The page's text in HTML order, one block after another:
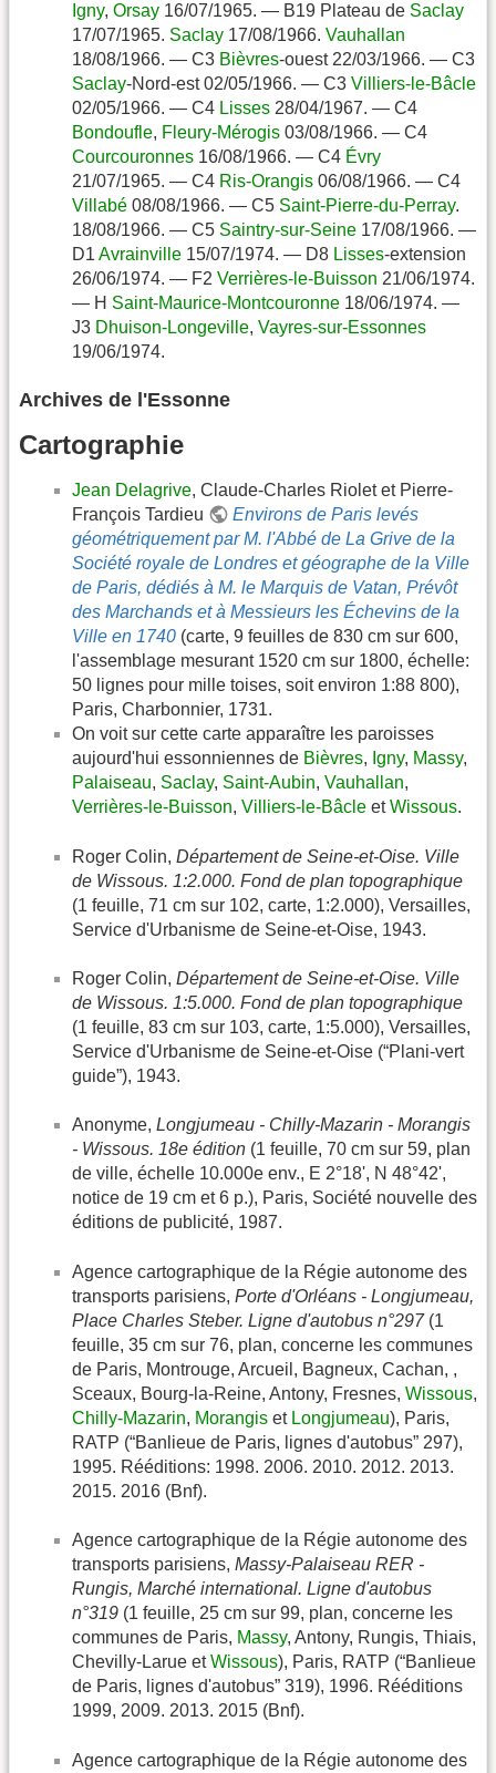
Igny, Orsay 16/07/1965. — B19 Plateau de Saclay
17/07/1965. Saclay 17/08/1966. Vauhallan
18/08/1966. — C3 Bièvres-ouest 22/03/1966. — C3
Saclay-Nord-est 02/05/1966. — C3 Villiers-le-Bâcle
02/05/1966. — C4 Lisses 28/04/1967. — C4
Bondoufle, Fleury-Mérogis 03/08/1966. — C4
Courcouronnes 16/08/1966. — C4 Évry
21/07/1965. — C4 Ris-Orangis 06/08/1966. — C4
Villabé 08/08/1966. — C5 Saint-Pierre-du-Perray.
18/08/1966. — C5 Saintry-sur-Seine 17/08/1966. —
D1 Avrainville 15/07/1974. — D8 Lisses-extension
26/06/1974. — F2 Verrières-le-Buisson 21/06/1974.
— H Saint-Maurice-Montcouronne 18/06/1974. —
J3 Dhuison-Longeville, Vayres-sur-Essonnes
19/06/1974.
Archives de l'Essonne
Cartographie
Jean Delagrive, Claude-Charles Riolet et Pierre-
François Tardieu
Environs de Paris levés
géométriquement par M. l'Abbé de La Grive de la
Société royale de Londres et géographe de la Ville
de Paris, dédiés à M. le Marquis de Vatan, Prévôt
des Marchands et à Messieurs les Échevins de la
Ville en 1740 (carte, 9 feuilles de 830 cm sur 600,
l'assemblage mesurant 1520 cm sur 1800, échelle:
50 lignes pour mille toises, soit environ 1:88 800),
Paris, Charbonnier, 1731.
On voit sur cette carte apparaître les paroisses
aujourd'hui essonniennes de Bièvres, Igny, Massy,
Palaiseau, Saclay, Saint-Aubin, Vauhallan,
Verrières-le-Buisson, Villiers-le-Bâcle etWissous.
Roger Colin, Département de Seine-et-Oise. Ville
de Wissous. 1:2.000. Fond de plan topographique
(1 feuille, 71 cm sur 102, carte, 1:2.000), Versailles,
Service d'Urbanisme de Seine-et-Oise, 1943.
Roger Colin, Département de Seine-et-Oise. Ville
de Wissous. 1:5.000. Fond de plan topographique
(1 feuille, 83 cm sur 103, carte, 1:5.000), Versailles,
Service d'Urbanisme de Seine-et-Oise (“Plani-vert
guide”), 1943.
Anonyme, Longjumeau - Chilly-Mazarin - Morangis
- Wissous. 18e édition (1 feuille, 70 cm sur 59, plan
de ville, échelle 10.000e env., E 2°18', N 48°42',
notice de 19 cm et 6 p.), Paris, Société nouvelle des
éditions de publicité, 1987.
Agence cartographique de la Régie autonome des
transports parisiens, Porte d'Orléans - Longjumeau,
Place Charles Steber. Ligne d'autobus n°297(1
feuille, 35 cm sur 76, plan, concerne les communes
de Paris, Montrouge, Arcueil, Bagneux, Cachan, ,
Sceaux, Bourg-la-Reine, Antony, Fresnes, Wissous,
Chilly-Mazarin, Morangis et Longjumeau), Paris,
RATP (“Banlieue de Paris, lignes d'autobus” 297),
1995. Rééditions: 1998. 2006. 2010. 2012. 2013.
2015. 2016 (Bnf).
Agence cartographique de la Régie autonome des
transports parisiens, Massy-Palaiseau RER -
Rungis, Marché international. Ligne d'autobus
n°319 (1 feuille, 25 cm sur 99, plan, concerne les
communes de Paris, Massy, Antony, Rungis, Thiais,
Chevilly-Larue etWissous), Paris, RATP (“Banlieue
de Paris, lignes d'autobus” 319), 1996. Rééditions
1999, 2009. 2013. 2015 (Bnf).
Agence cartographique de la Régie autonome des